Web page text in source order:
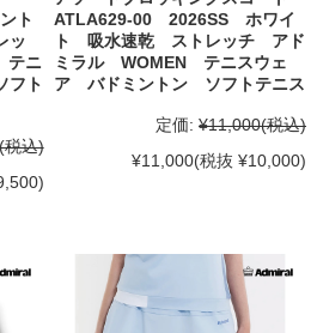
ト
ッ
ニ
フト
税込)
ATLA629-00 2026SS ホワイ
ト 吸水速乾 ストレッチ アド
ミラル WOMEN テニスウェ
ア バドミントン ソフトテニス
定価: ¥11,000(税込)
¥11,000(税抜 ¥10,000)